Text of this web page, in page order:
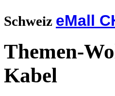
Schweiz eMall
Themen-
Kabel